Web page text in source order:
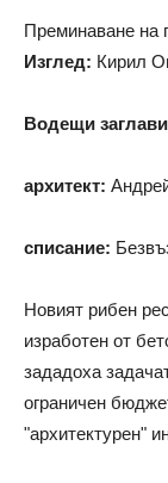
Преминаване на
Изглед: Кирил
Водещи
архитект:
списание:
Новият рибен
изработен от
зададоха
ограничен
"архитектурен"